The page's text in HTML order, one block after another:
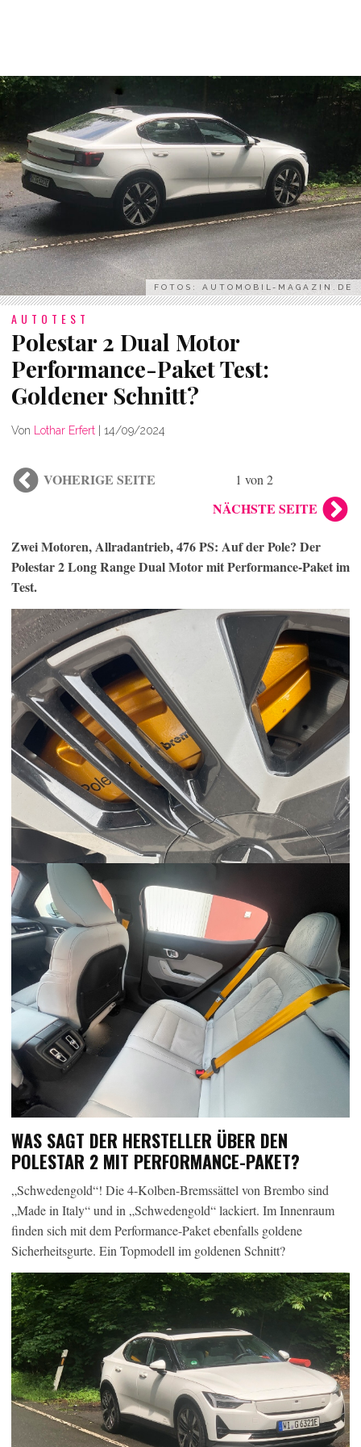
FOTOS: AUTOMOBIL-MAGAZIN.DE
AUTOTEST
Polestar 2 Dual Motor
Performance-Paket Test:
Goldener Schnitt?
Von Lothar Erfert | 14/09/2024
VOHERIGE SEITE 1 von 2
NÄCHSTE SEITE
Zwei Motoren, Allradantrieb, 476 PS: Auf der Pole? Der
Polestar 2 Long Range Dual Motor mit Performance-Paket im
Test.
WAS SAGT DER HERSTELLER ÜBER DEN
POLESTAR 2 MIT PERFORMANCE-PAKET?
„Schwedengold“! Die 4-Kolben-Bremssättel von Brembo sind
„Made in Italy“ und in „Schwedengold“ lackiert. Im Innenraum
finden sich mit dem Performance-Paket ebenfalls goldene
Sicherheitsgurte. Ein Topmodell im goldenen Schnitt?